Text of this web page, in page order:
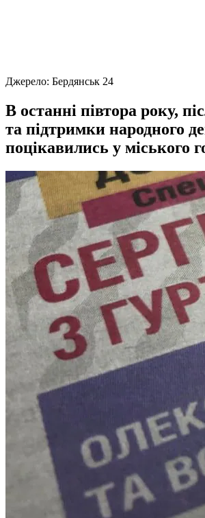
Джерело: Бердянськ 24
В останні півтора року,
та підтримки народного
поцікавились у міського